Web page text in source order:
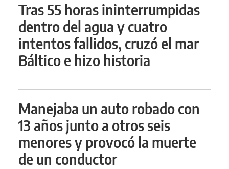
Tras 55 horas ininterrumpidas
dentro del agua y cuatro
intentos fallidos, cruzó el mar
Báltico e hizo historia
Manejaba un auto robado con
13 años junto a otros seis
menores y provocó la muerte
de un conductor